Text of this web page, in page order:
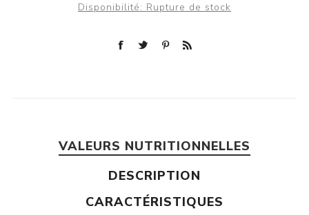
Disponibilité: Rupture de stock
VALEURS NUTRITIONNELLES
DESCRIPTION
CARACTÉRISTIQUES